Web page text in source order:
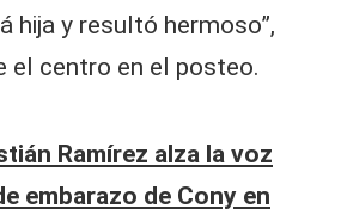
hija y resultó hermoso”,
el centro en el posteo.
Ramírez alza la voz
embarazo de Cony en